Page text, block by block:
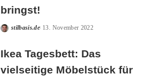
bringst!
Posted
stilbasis.de 13. November 2022
Ikea Tagesbett: Das
vielseitige Möbelstück für